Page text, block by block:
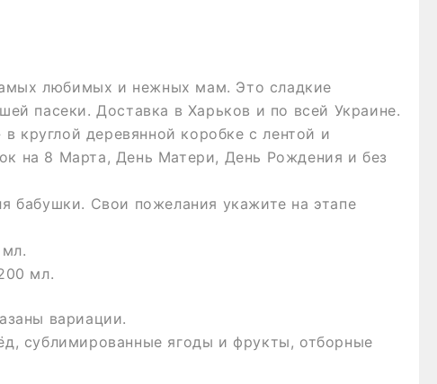
любимых и нежных мам. Это сладкие
пасеки. Доставка в Харьков и по всей Украине.
деревянной коробке с лентой и
на 8 Марта, День Матери, День Рождения и без
бабушки. Свои пожелания укажите на этапе
мл.
вариации.
сублимированные ягоды и фрукты, отборные